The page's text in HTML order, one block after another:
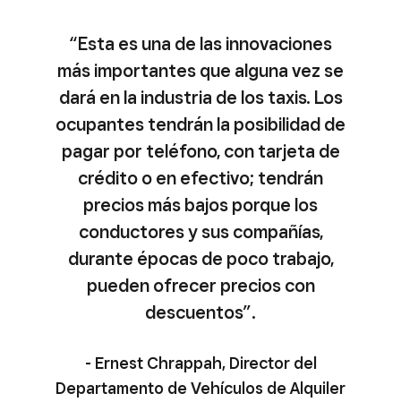
“Esta es una de las innovaciones
más importantes que alguna vez se
dará en la industria de los taxis. Los
ocupantes tendrán la posibilidad de
pagar por teléfono, con tarjeta de
crédito o en efectivo; tendrán
precios más bajos porque los
conductores y sus compañías,
durante épocas de poco trabajo,
pueden ofrecer precios con
descuentos”.
- Ernest Chrappah, Director del
Departamento de Vehículos de Alquiler